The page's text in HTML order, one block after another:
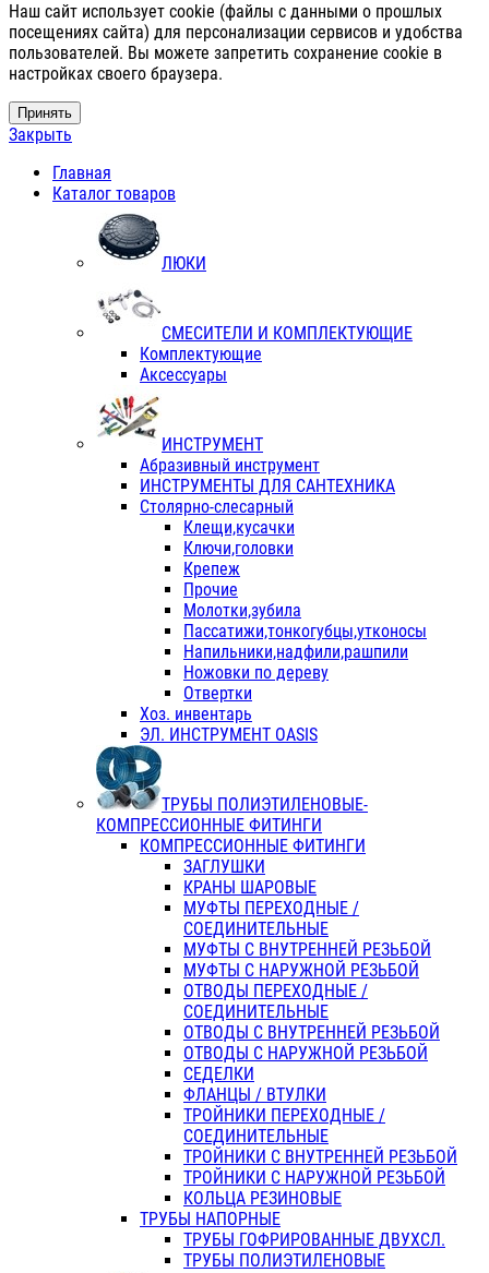
Наш сайт использует cookie (файлы с данными о прошлых
посещениях сайта) для персонализации сервисов и удобства
пользователей. Вы можете запретить сохранение cookie в
настройках своего браузера.
Принять
Закрыть
Главная
Каталог товаров
ЛЮКИ
СМЕСИТЕЛИ И КОМПЛЕКТУЮЩИЕ
Комплектующие
Аксессуары
ИНСТРУМЕНТ
Абразивный инструмент
ИНСТРУМЕНТЫ ДЛЯ САНТЕХНИКА
Столярно-слесарный
Клещи,кусачки
Ключи,головки
Крепеж
Прочие
Молотки,зубила
Пассатижи,тонкогубцы,утконосы
Напильники,надфили,рашпили
Ножовки по дереву
Отвертки
Хоз. инвентарь
ЭЛ. ИНСТРУМЕНТ OASIS
ТРУБЫ ПОЛИЭТИЛЕНОВЫЕ-
КОМПРЕССИОННЫЕ ФИТИНГИ
КОМПРЕССИОННЫЕ ФИТИНГИ
ЗАГЛУШКИ
КРАНЫ ШАРОВЫЕ
МУФТЫ ПЕРЕХОДНЫЕ /
СОЕДИНИТЕЛЬНЫЕ
МУФТЫ С ВНУТРЕННЕЙ РЕЗЬБОЙ
МУФТЫ С НАРУЖНОЙ РЕЗЬБОЙ
ОТВОДЫ ПЕРЕХОДНЫЕ /
СОЕДИНИТЕЛЬНЫЕ
ОТВОДЫ С ВНУТРЕННЕЙ РЕЗЬБОЙ
ОТВОДЫ С НАРУЖНОЙ РЕЗЬБОЙ
СЕДЕЛКИ
ФЛАНЦЫ / ВТУЛКИ
ТРОЙНИКИ ПЕРЕХОДНЫЕ /
СОЕДИНИТЕЛЬНЫЕ
ТРОЙНИКИ С ВНУТРЕННЕЙ РЕЗЬБОЙ
ТРОЙНИКИ С НАРУЖНОЙ РЕЗЬБОЙ
КОЛЬЦА РЕЗИНОВЫЕ
ТРУБЫ НАПОРНЫЕ
ТРУБЫ ГОФРИРОВАННЫЕ ДВУХСЛ.
ТРУБЫ ПОЛИЭТИЛЕНОВЫЕ